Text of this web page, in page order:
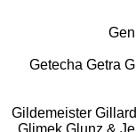
Getecha Getra
Gildemeister
Glimek Glunz &